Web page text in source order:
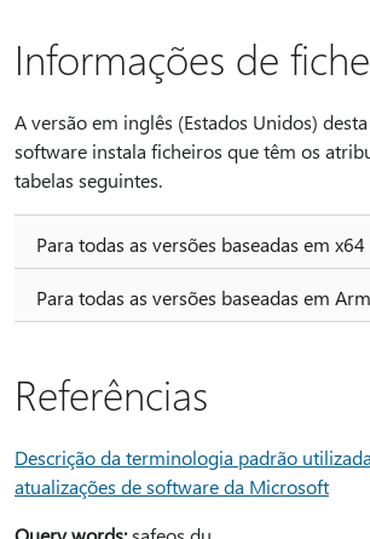
Informações de
A versão em inglês (Estados Unidos)
software instala ficheiros que têm os
tabelas seguintes.
Para todas as versões baseadas em
Para todas as versões baseadas em
Referências
Descrição da terminologia padrão
atualizações de software da Microsoft